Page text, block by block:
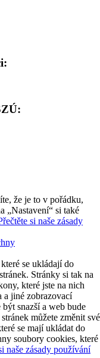
že je to v pořádku,
„Nastavení“ si také
si naše zásady
se ukládají do
Stránky si tak na
které jste na nich
jiné zobrazovací
snazší a web bude
můžete změnit své
se mají ukládat do
soubory cookies, které
naše zásady používání